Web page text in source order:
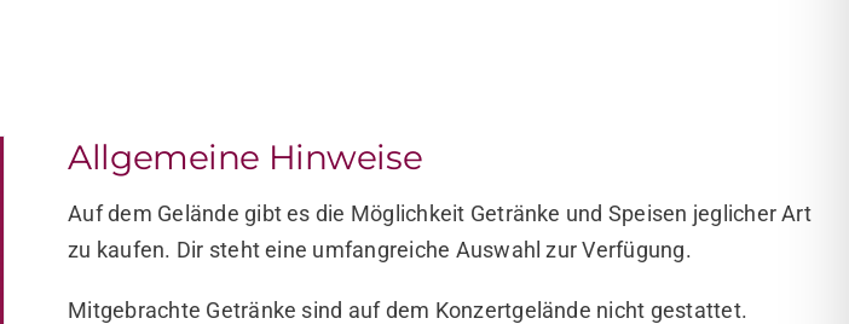
Allgemeine Hinweise
Auf dem Gelände gibt es die Möglichkeit Getränke und Speisen jeglicher Art
zu kaufen. Dir steht eine umfangreiche Auswahl zur Verfügung.
Mitgebrachte Getränke sind auf dem Konzertgelände nicht gestattet.